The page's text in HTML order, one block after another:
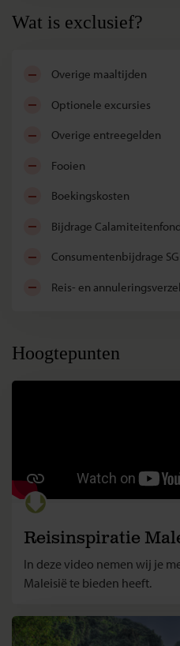
Wat is exclusief?
overige maaltijden
optionele excursies
overige entreegelden
fooien
boekingskosten
bijdrage
consumentenbijdrage
reis- en
Hoogtepunten
Reisinspiratie
In deze video nemen wij je
Maleisië te bieden heeft.